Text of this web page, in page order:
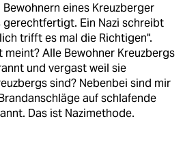
eines Kreuzberger
gerechtfertigt. Ein Nazi schreibt
trifft es mal die Richtigen".
meint? Alle Bewohner Kreuzbergs
und vergast weil sie
sind? Nebenbei sind mir
auf schlafende
Das ist Nazimethode.